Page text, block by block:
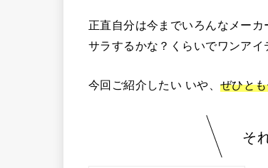
正直自分は今までいろんなメー
サラするかな？くらいでワンアイ
今回ご紹介したい いや、 ぜひと
そ